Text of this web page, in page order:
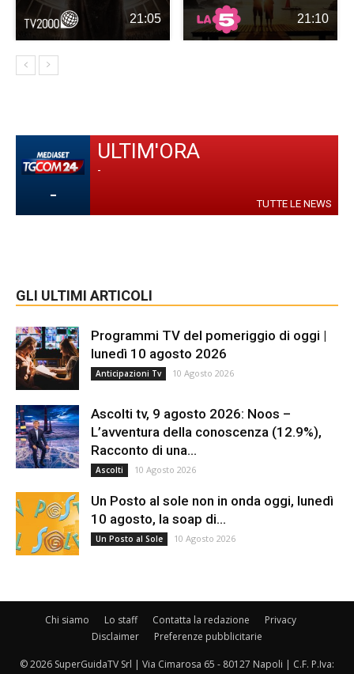
21:05 21:10
-
ULTIM'ORA
-
TUTTE LE NEWS
GLI ULTIMI ARTICOLI
Programmi TV del pomeriggio di oggi |
lunedì 10 agosto 2026
Anticipazioni Tv 10 Agosto 2026
Ascolti tv, 9 agosto 2026: Noos –
L’avventura della conoscenza (12.9%),
Racconto di una...
Ascolti 10 Agosto 2026
Un Posto al sole non in onda oggi, lunedì
10 agosto, la soap di...
Un Posto al Sole 10 Agosto 2026
Chi siamo Lo staff Contatta la redazione
Privacy
Disclaimer
Preferenze pubblicitarie
© 2026 SuperGuidaTV Srl | Via Cimarosa 65 - 80127 Napoli | C.F. P.Iva: